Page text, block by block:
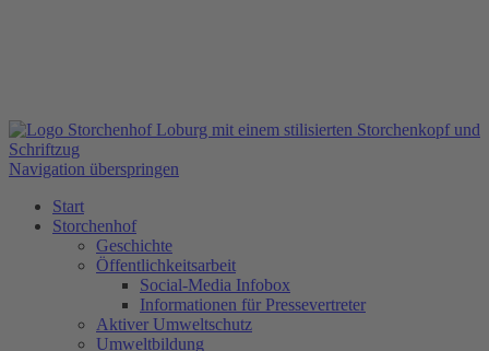
Navigation überspringen
Start
Storchenhof
Geschichte
Öffentlichkeitsarbeit
Social-Media Infobox
Informationen für Pressevertreter
Aktiver Umweltschutz
Umweltbildung